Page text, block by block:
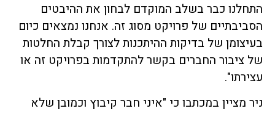
התחלנו כבר בשלב המוקדם לבחון את ההיבטים
הסביבתיים של פרויקט מסוג זה. אנחנו נמצאים כיום
בעיצומן של בדיקות ההיתכנות לצורך קבלת החלטות
של ציבור החברים בקשר להתקדמות בפרויקט זה או
עצירתו".
ניר מציין במכתבו כי "איני חבר קיבוץ וכמובן שלא